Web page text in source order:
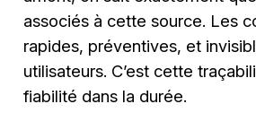
associés à cette source. Les
rapides, préventives, et
utilisateurs. C’est cette
fiabilité dans la durée.